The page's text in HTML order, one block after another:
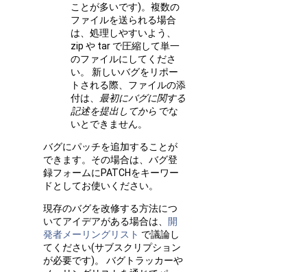
ことが多いです)。複数の
ファイルを送られる場合
は、処理しやすいよう、
zip や tar で圧縮して単一
のファイルにしてくださ
い。 新しいバグをリポー
トされる際、ファイルの添
付は、 最初にバグに関する
記述を提出してから でな
いとできません。
バグにパッチを追加することが
できます。その場合は、バグ登
録フォームにPATCHをキーワー
ドとしてお使いください。
現存のバグを改修する方法につ
いてアイデアがある場合は、 開
発者メーリングリスト で議論し
てください(サブスクリプション
が必要です)。 バグトラッカーや